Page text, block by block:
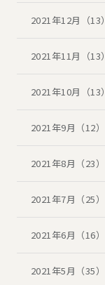
2021年12月（13）
2021年11月（13）
2021年10月（13）
2021年9月（12）
2021年8月（23）
2021年7月（25）
2021年6月（16）
2021年5月（35）